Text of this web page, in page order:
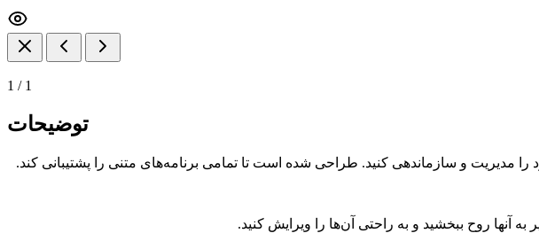
1 / 1
توضیحات
مدیریت و سازماندهی کنید. طراحی شده است تا تمامی برنامه‌های متنی را پشتیبانی کند.
آنها روح ببخشید و به راحتی آن‌ها را ویرایش کنید.